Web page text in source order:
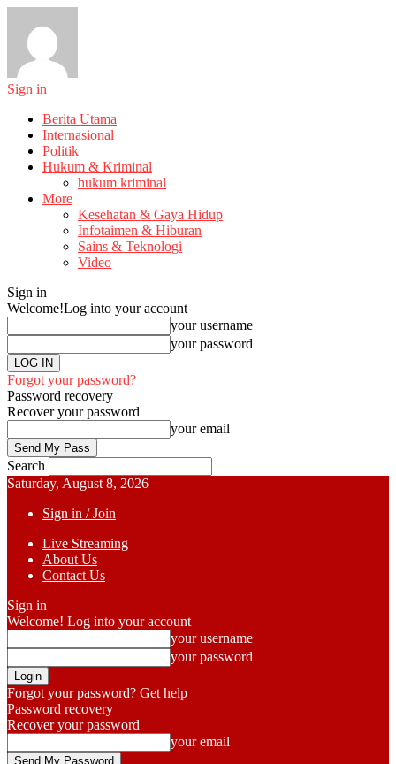
Sign in
Berita Utama
Internasional
Politik
Hukum & Kriminal
hukum kriminal
More
Kesehatan & Gaya Hidup
Infotaimen & Hiburan
Sains & Teknologi
Video
Sign in
Welcome!Log into your account
your username
your password
Forgot your password?
Password recovery
Recover your password
your email
Search
Saturday, August 8, 2026
Sign in / Join
Live Streaming
About Us
Contact Us
Sign in
Welcome! Log into your account
your username
your password
Forgot your password? Get help
Password recovery
Recover your password
your email